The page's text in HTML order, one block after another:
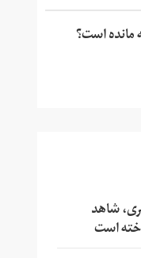
است؟
شاهد
است